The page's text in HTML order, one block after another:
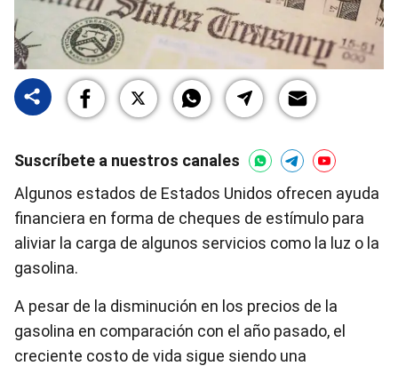
Suscríbete a nuestros canales
Algunos estados de Estados Unidos ofrecen ayuda
financiera en forma de cheques de estímulo para
aliviar la carga de algunos servicios como la luz o la
gasolina.
A pesar de la disminución en los precios de la
gasolina en comparación con el año pasado, el
creciente costo de vida sigue siendo una